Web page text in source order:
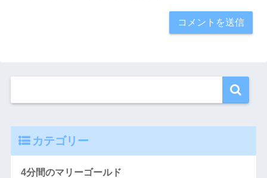
カテゴリー
4分間のマリーゴールド